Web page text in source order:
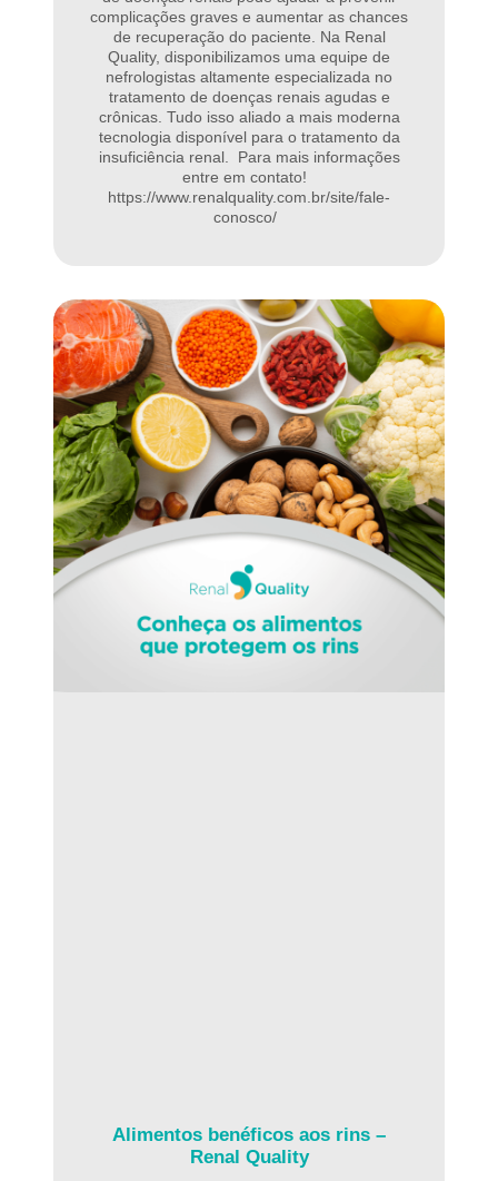
complicações graves e aumentar as chances
de recuperação do paciente. Na Renal
Quality, disponibilizamos uma equipe de
nefrologistas altamente especializada no
tratamento de doenças renais agudas e
crônicas. Tudo isso aliado a mais moderna
tecnologia disponível para o tratamento da
insuficiência renal. Para mais informações
entre em contato!
https://www.renalquality.com.br/site/fale-
conosco/
Alimentos benéficos aos rins –
Renal Quality